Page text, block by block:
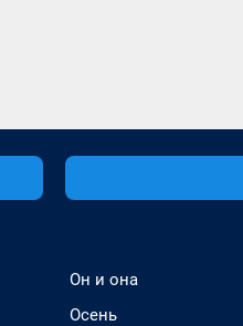
Он и она
Осень